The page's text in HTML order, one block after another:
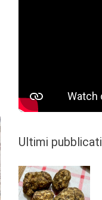
Ultimi pubblicati